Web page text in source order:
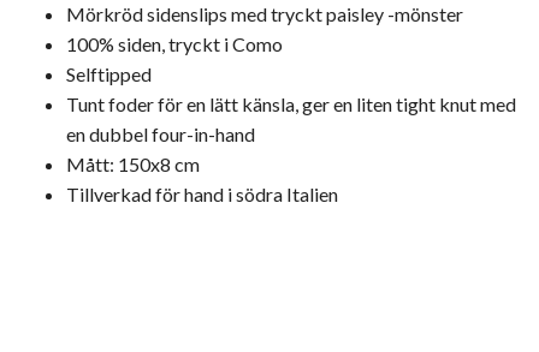
Mörkröd sidenslips med tryckt paisley -mönster
100% siden, tryckt i Como
Selftipped
Tunt foder för en lätt känsla, ger en liten tight knut med
en dubbel four-in-hand
Mått: 150x8 cm
Tillverkad för hand i södra Italien